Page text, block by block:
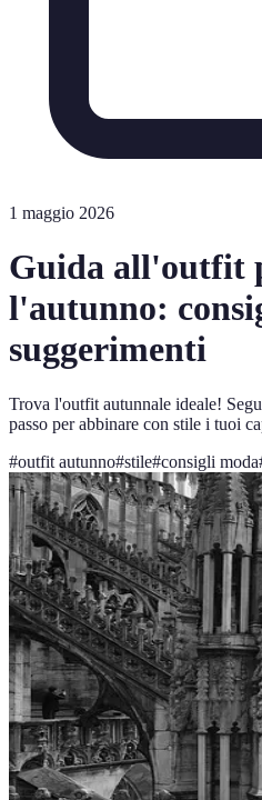
1 maggio 2026
Guida all'outfit
l'autunno:
suggerimenti
Trova l'outfit autunnale ideale!
passo per abbinare con stile i tuoi
#outfit autunno#stile#consigli moda